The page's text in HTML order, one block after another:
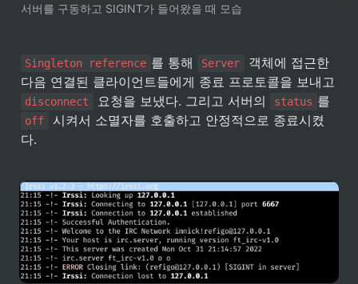
서버를 구동하고 SIGINT가 들어왔을 때 모습
Singleton reference 를 통해 Server
객체에 접근한
disconnect 요청을 보냈다. 그리고 서버의 status
off
시켜서 소멸자를 호출하고 안정적으로 종료시켰
다.